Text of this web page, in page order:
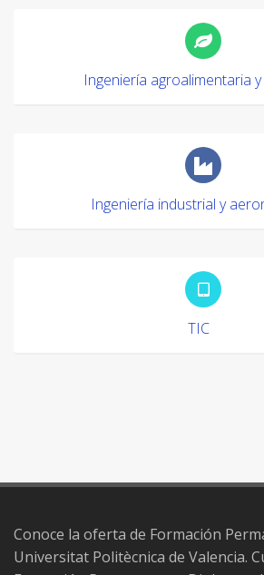
Ingeniería agroalimentaria
Ingeniería industrial y
TIC
Conoce la oferta de Formación
Universitat Politècnica de Valencia.